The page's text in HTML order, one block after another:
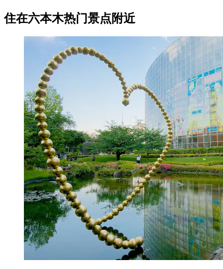
住在六本木热门景点附近